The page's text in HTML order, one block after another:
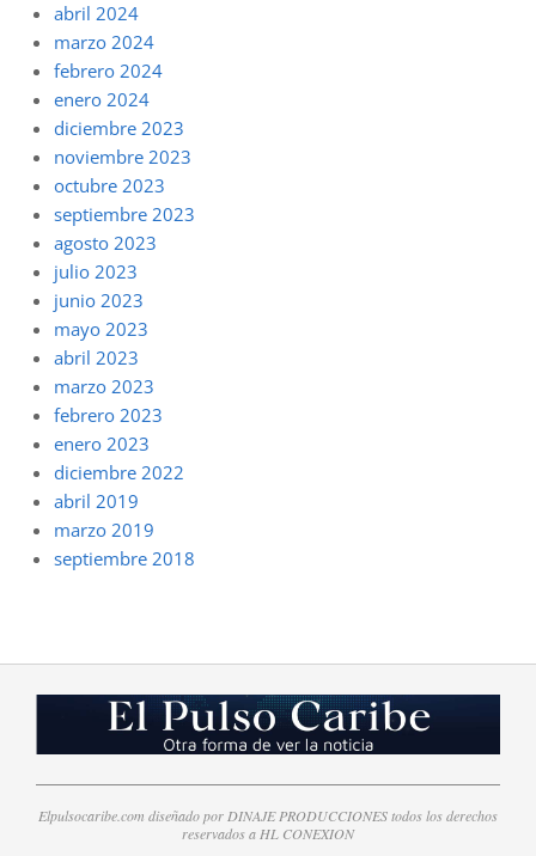
abril 2024
marzo 2024
febrero 2024
enero 2024
diciembre 2023
noviembre 2023
octubre 2023
septiembre 2023
agosto 2023
julio 2023
junio 2023
mayo 2023
abril 2023
marzo 2023
febrero 2023
enero 2023
diciembre 2022
abril 2019
marzo 2019
septiembre 2018
Elpulsocaribe.com diseñado por DINAJE PRODUCCIONES todos los derechos
reservados a HL CONEXION